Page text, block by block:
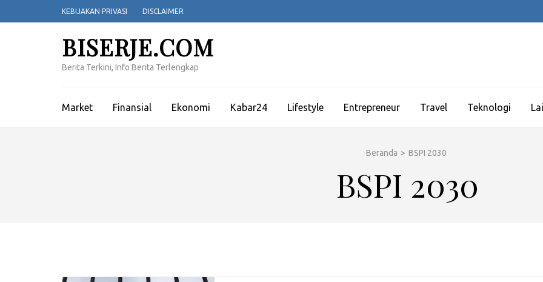
ke
KEBIJAKAN PRIVASI DISCLAIMER
BISERJE.COM
Berita Terkini, Info Berita Terlengkap
Market Finansial Ekonomi Kabar24 Lifestyle Entrepreneur Travel Teknologi
Beranda > BSPI 2030
BSPI 2030